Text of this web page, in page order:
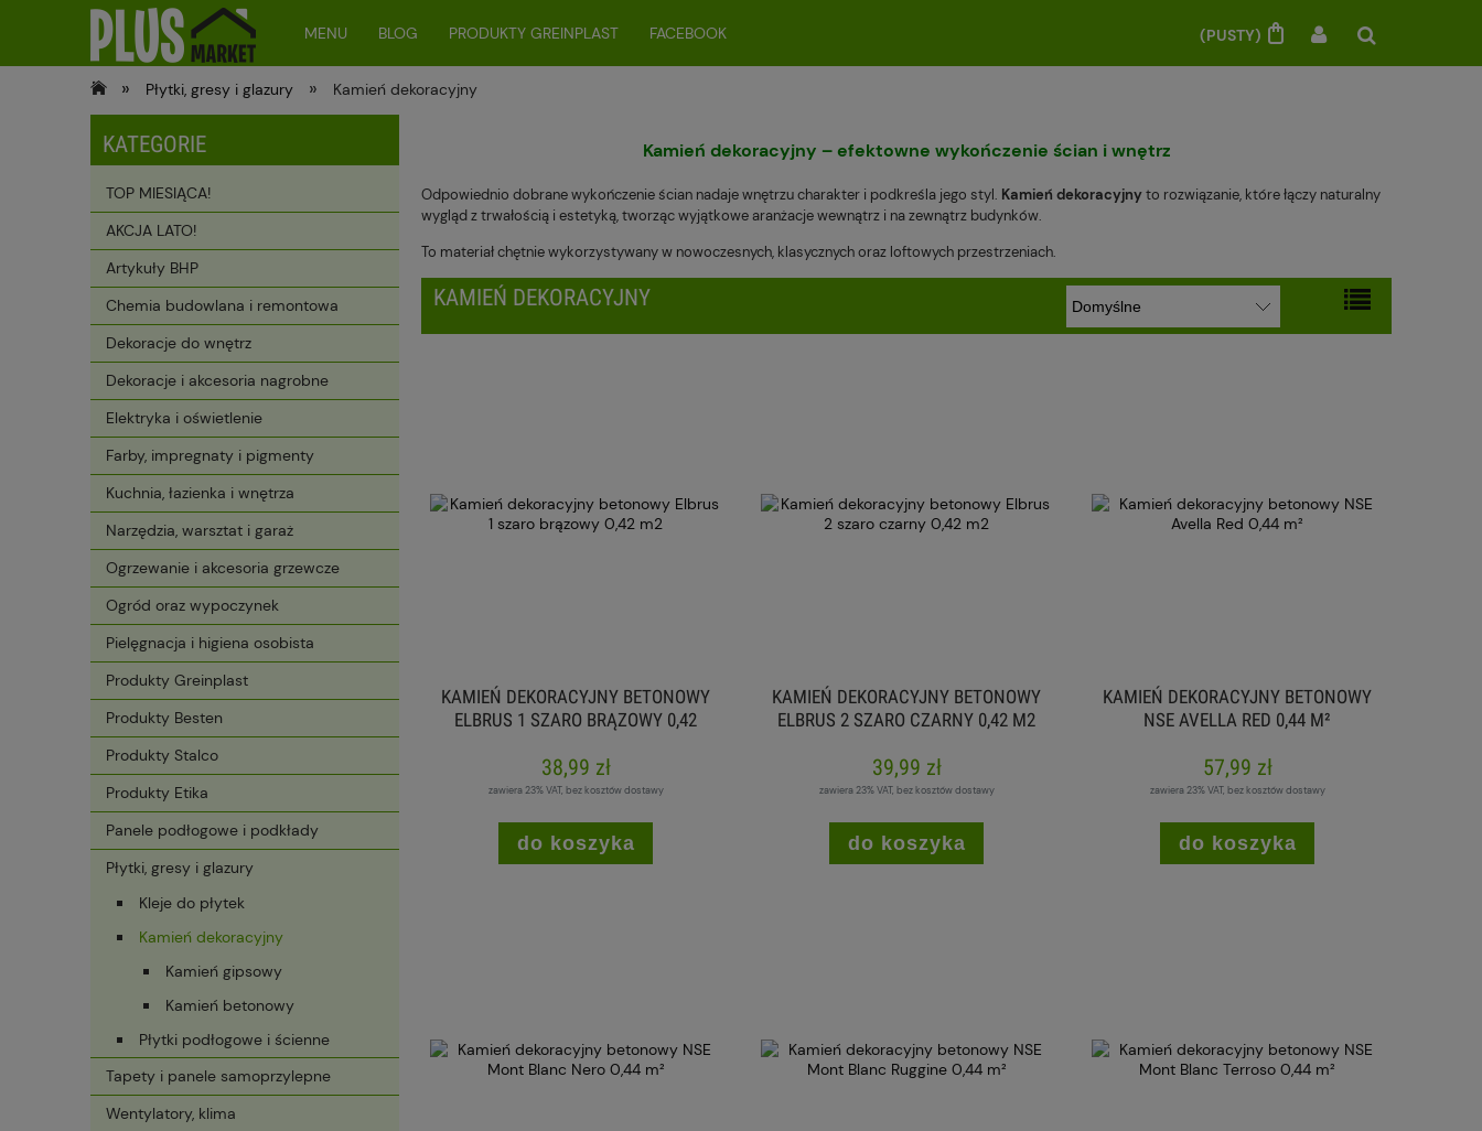
(PUSTY)
MENU BLOG PRODUKTY GREINPLAST FACEBOOK
» Płytki, gresy i glazury » Kamień dekoracyjny
KATEGORIE
TOP MIESIĄCA!
AKCJA LATO!
Artykuły BHP
Chemia budowlana i remontowa
Dekoracje do wnętrz
Dekoracje i akcesoria nagrobne
Elektryka i oświetlenie
Farby, impregnaty i pigmenty
Kuchnia, łazienka i wnętrza
Narzędzia, warsztat i garaż
Ogrzewanie i akcesoria grzewcze
Ogród oraz wypoczynek
Pielęgnacja i higiena osobista
Produkty Greinplast
Produkty Besten
Produkty Stalco
Produkty Etika
Panele podłogowe i podkłady
Płytki, gresy i glazury
Kleje do płytek
Kamień dekoracyjny
Kamień gipsowy
Kamień betonowy
Płytki podłogowe i ścienne
Tapety i panele samoprzylepne
Wentylatory, klima
Kamień dekoracyjny – efektowne wykończenie ścian i wnętrz
Odpowiednio dobrane wykończenie ścian nadaje wnętrzu charakter i podkreśla jego styl. Kamień dekoracyjnyto rozwiązanie, które łączy naturalny
wygląd z trwałością i estetyką, tworząc wyjątkowe aranżacje wewnątrz i na zewnątrz budynków.
To materiał chętnie wykorzystywany w nowoczesnych, klasycznych oraz loftowych przestrzeniach.
KAMIEŃ DEKORACYJNY
KAMIEŃ DEKORACYJNY BETONOWY
ELBRUS 1 SZARO BRĄZOWY 0,42
38,99 zł
zawiera 23% VAT, bez kosztów dostawy
do koszyka
KAMIEŃ DEKORACYJNY BETONOWY
ELBRUS 2 SZARO CZARNY 0,42 M2
39,99 zł
zawiera 23% VAT, bez kosztów dostawy
do koszyka
KAMIEŃ DEKORACYJNY BETONOWY
NSE AVELLA RED 0,44 M²
57,99 zł
zawiera 23% VAT, bez kosztów dostawy
do koszyka